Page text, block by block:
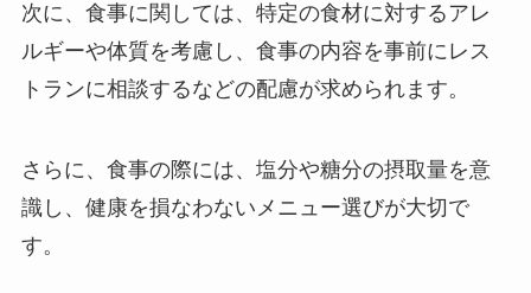
次に、 食事に関しては、特定の食材に対するアレ
ルギーや体質を考慮し、食事の内容を事前にレス
トランに相談するなどの配慮が求められます。
さらに、食事の際には、塩分や糖分の摂取量を意
識し、健康を損なわないメニュー選びが大切で
す。